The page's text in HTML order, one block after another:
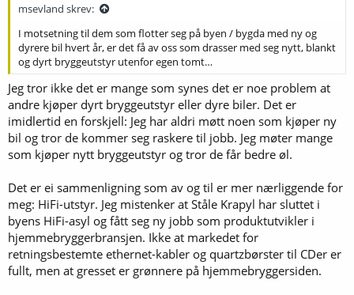
msevland skrev:
I motsetning til dem som flotter seg på byen / bygda med ny og
dyrere bil hvert år, er det få av oss som drasser med seg nytt, blankt
og dyrt bryggeutstyr utenfor egen tomt…
Jeg tror ikke det er mange som synes det er noe problem at
andre kjøper dyrt bryggeutstyr eller dyre biler. Det er
imidlertid en forskjell: Jeg har aldri møtt noen som kjøper ny
bil og tror de kommer seg raskere til jobb. Jeg møter mange
som kjøper nytt bryggeutstyr og tror de får bedre øl.
Det er ei sammenligning som av og til er mer nærliggende for
meg: HiFi-utstyr. Jeg mistenker at Ståle Krapyl har sluttet i
byens HiFi-asyl og fått seg ny jobb som produktutvikler i
hjemmebryggerbransjen. Ikke at markedet for
retningsbestemte ethernet-kabler og quartzbørster til CDer er
fullt, men at gresset er grønnere på hjemmebryggersiden.